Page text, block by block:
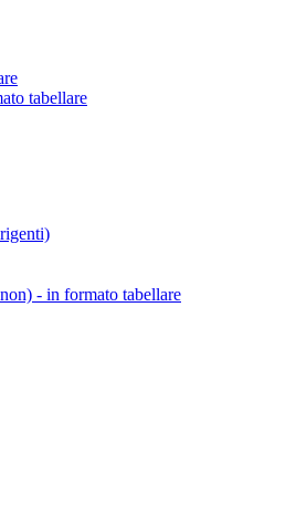
tabellare
- in formato tabellare